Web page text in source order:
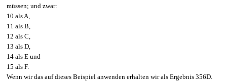
müssen; und zwar:
10 als A,
11 als B,
12 als C,
13 als D,
14 als E und
15 als F.
Wenn wir das auf dieses Beispiel anwenden erhalten wir als Ergebnis 356D.